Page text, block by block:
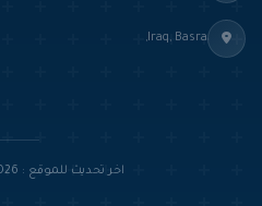
Iraq, Basra,
اخر تحديث للموقع : 2026-07-22 15:57:35